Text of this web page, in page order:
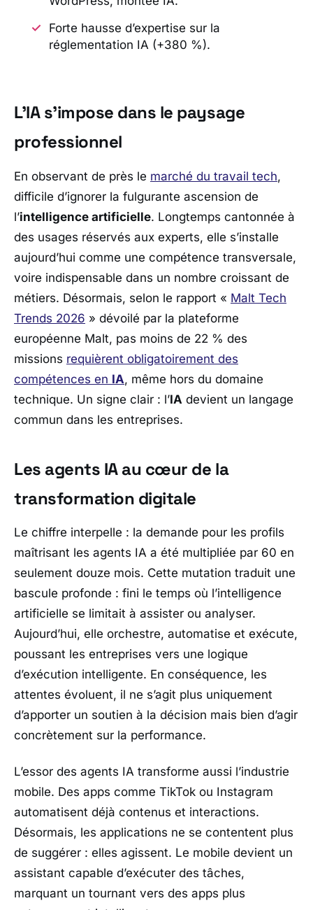
Forte hausse d’expertise sur la
réglementation IA (+380 %).
L’IA s’impose dans le paysage
professionnel
En observant de près le marché du travail tech,
difficile d’ignorer la fulgurante ascension de
l’intelligence artificielle. Longtemps cantonnée à
des usages réservés aux experts, elle s’installe
aujourd’hui comme une compétence transversale,
voire indispensable dans un nombre croissant de
métiers. Désormais, selon le rapport « Malt Tech
Trends 2026 » dévoilé par la plateforme
européenne Malt, pas moins de 22 % des
missions requièrent obligatoirement des
compétences en IA, même hors du domaine
technique. Un signe clair : l’IA devient un langage
commun dans les entreprises.
Les agents IA au cœur de la
transformation digitale
Le chiffre interpelle : la demande pour les profils
maîtrisant les agents IA a été multipliée par 60 en
seulement douze mois. Cette mutation traduit une
bascule profonde : fini le temps où l’intelligence
artificielle se limitait à assister ou analyser.
Aujourd’hui, elle orchestre, automatise et exécute,
poussant les entreprises vers une logique
d’exécution intelligente. En conséquence, les
attentes évoluent, il ne s’agit plus uniquement
d’apporter un soutien à la décision mais bien d’agir
concrètement sur la performance.
L’essor des agents IA transforme aussi l’industrie
mobile. Des apps comme TikTok ou Instagram
automatisent déjà contenus et interactions.
Désormais, les applications ne se contentent plus
de suggérer : elles agissent. Le mobile devient un
assistant capable d’exécuter des tâches,
marquant un tournant vers des apps plus